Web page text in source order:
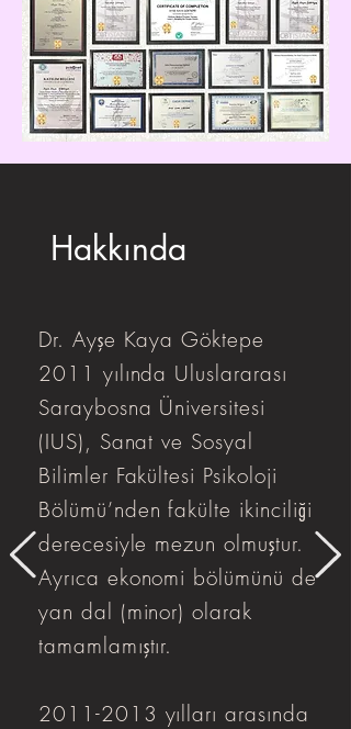
Hakkında
Dr. Ayşe Kaya Göktepe
2011 yılında Uluslararası
Saraybosna Üniversitesi
(IUS), Sanat ve Sosyal
Bilimler Fakültesi Psikoloji
Bölümü’nden fakülte ikinciliği
derecesiyle mezun olmuştur.
Ayrıca ekonomi bölümünü de
yan dal (minor) olarak
tamamlamıştır.
2011-2013 yılları arasında